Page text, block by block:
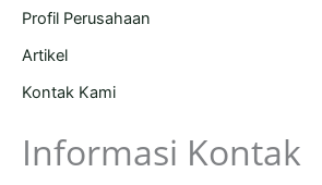
Profil Perusahaan
Artikel
Kontak Kami
Informasi Kontak